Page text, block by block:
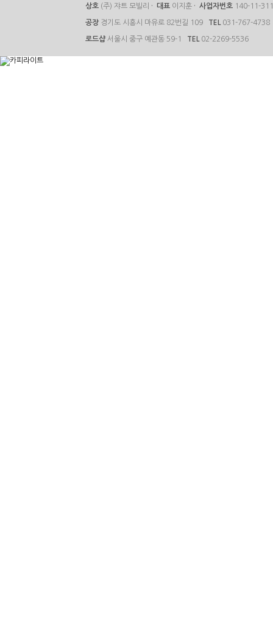
상호 (주) 쟈트 모빌리 · 대표 이지훈 · 사업자번호 140-11-
공장 경기도 시흥시 마유로 82번길 109 TEL 031-767-4738
로드샵 서울시 중구 예관동 59-1 TEL 02-2269-5536